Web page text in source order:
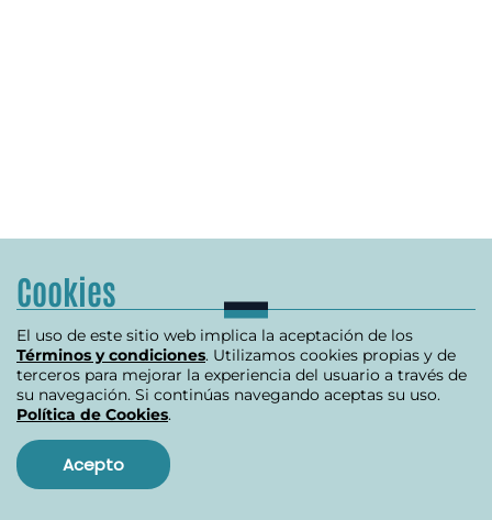
Cookies
El uso de este sitio web implica la aceptación de los
Términos y condiciones. Utilizamos cookies propias y de
terceros para mejorar la experiencia del usuario a través de
su navegación. Si continúas navegando aceptas su uso.
Política de Cookies.
Acepto